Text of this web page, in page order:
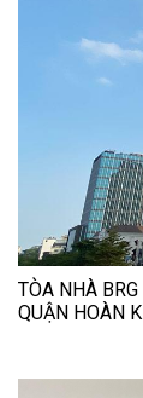
TÒA NHÀ
QUẬN HOÀN